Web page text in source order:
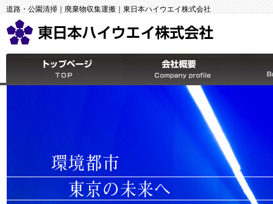
道路・公園清掃｜廃棄物収集運搬｜東日本ハイウエイ株式会社